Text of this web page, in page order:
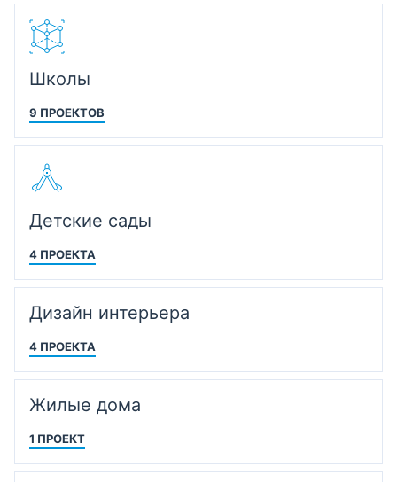
Школы
9 ПРОЕКТОВ
Детские сады
4 ПРОЕКТА
Дизайн интерьера
4 ПРОЕКТА
Жилые дома
1 ПРОЕКТ